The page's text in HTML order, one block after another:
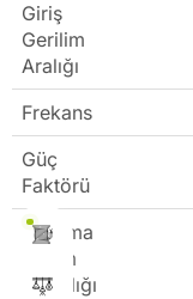
Giriş
Gerilim
Aralığı
Frekans
Güç
Faktörü
Çalışma
Ortam
Sıcaklığı